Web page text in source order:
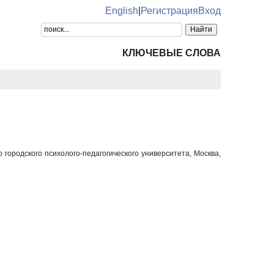
English РегистрацияВход
КЛЮЧЕВЫЕ СЛОВА
психолого-педагогического университета, Москва,